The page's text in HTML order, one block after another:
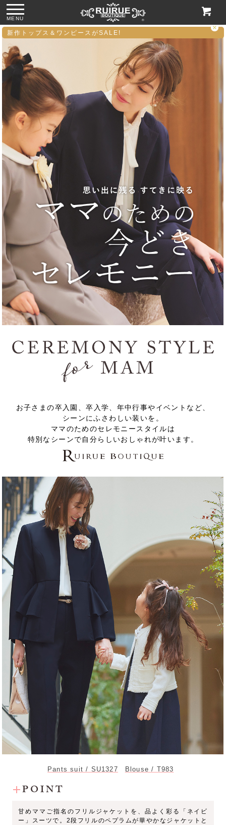
MENU
●パール＆ビジュー
付きリボンサテン
●グリッターチャン
キーローヒールパ
ンプス「SH1768」
●ビジューハンドル
スパンコール刺繍
レースハンドバッ
グ「BA1762」
●格子柄ビーズ刺繍
ハンドバッグ
「BA1760」
お子さまの卒入園、卒入学、年中行事やイベントなど、
シーンにふさわしい装いを。
ママのためのセレモニースタイルは
特別なシーンで自分らしいおしゃれが叶います。
Pants suit / SU1327 Blouse / T983
POINT
甘めママご指名のフリルジャケットを、品よく彩る「ネイビ
ー」スーツで。2段フリルのペプラムが華やかなジャケットと
新作トップス＆ワンピースがSALE !
×